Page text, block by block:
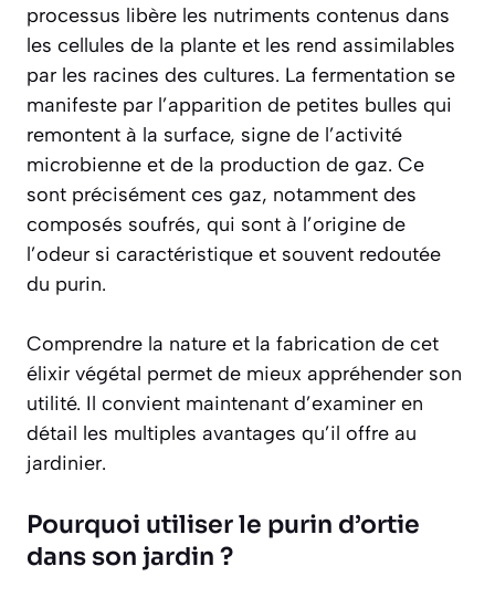
processus libère les nutriments contenus dans
les cellules de la plante et les rend assimilables
par les racines des cultures. La fermentation se
manifeste par l’apparition de petites bulles qui
remontent à la surface, signe de l’activité
microbienne et de la production de gaz. Ce
sont précisément ces gaz, notamment des
composés soufrés, qui sont à l’origine de
l’odeur si caractéristique et souvent redoutée
du purin.
Comprendre la nature et la fabrication de cet
élixir végétal permet de mieux appréhender son
utilité. Il convient maintenant d’examiner en
détail les multiples avantages qu’il offre au
jardinier.
Pourquoi utiliser le purin d’ortie
dans son jardin ?